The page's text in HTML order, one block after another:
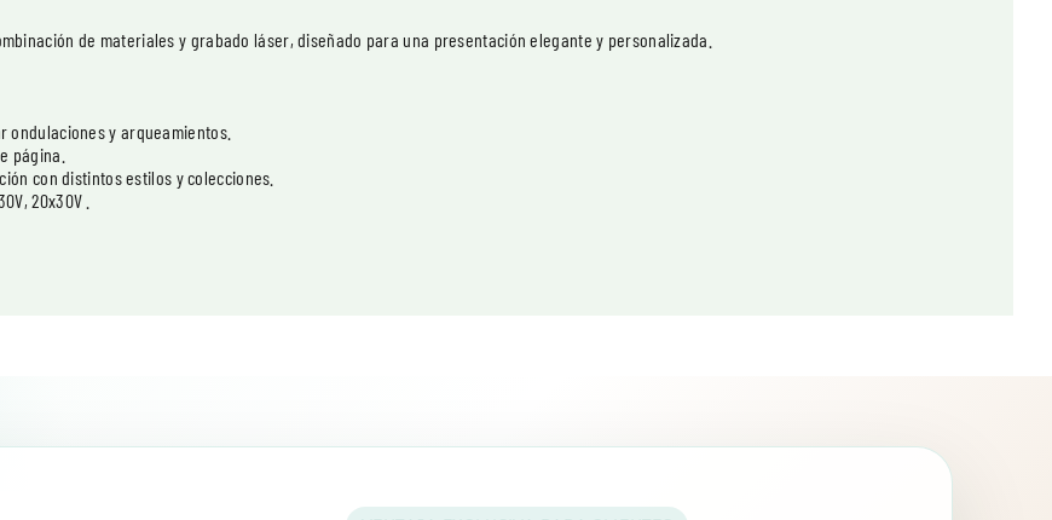
de materiales y grabado láser, diseñado para una presentación elegante y personalizada.
y arqueamientos.
página.
con distintos estilos y colecciones.
20x30V .